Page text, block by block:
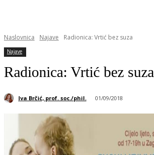
Naslovnica Najave Radionica: Vrtić bez suza
Najave
Radionica: Vrtić bez suza
Iva Brčić, prof. soc./phil. 01/09/2018